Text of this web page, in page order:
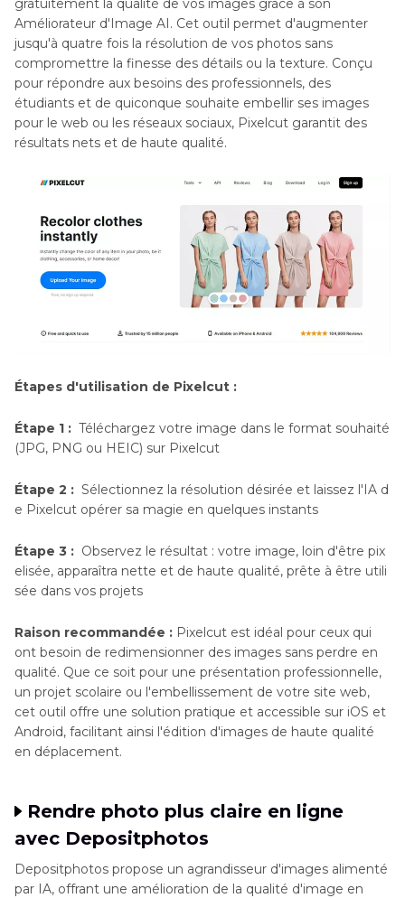
Améliorateur d'Image AI. Cet outil permet d'augmenter
jusqu'à quatre fois la résolution de vos photos sans
compromettre la finesse des détails ou la texture. Conçu
pour répondre aux besoins des professionnels, des
étudiants et de quiconque souhaite embellir ses images
pour le web ou les réseaux sociaux, Pixelcut garantit des
résultats nets et de haute qualité.
Étapes d'utilisation de Pixelcut :
Étape 1 : Téléchargez votre image dans le format souhaité
(JPG, PNG ou HEIC) sur Pixelcut
Étape 2 : Sélectionnez la résolution désirée et laissez l'IA d
e Pixelcut opérer sa magie en quelques instants
Étape 3 : Observez le résultat : votre image, loin d'être pix
elisée, apparaîtra nette et de haute qualité, prête à être utili
sée dans vos projets
Raison recommandée : Pixelcut est idéal pour ceux qui
ont besoin de redimensionner des images sans perdre en
qualité. Que ce soit pour une présentation professionnelle,
un projet scolaire ou l'embellissement de votre site web,
cet outil offre une solution pratique et accessible sur iOS et
Android, facilitant ainsi l'édition d'images de haute qualité
en déplacement.
Rendre photo plus claire en ligne
avec Depositphotos
Depositphotos propose un agrandisseur d'images alimenté
par IA, offrant une amélioration de la qualité d'image en